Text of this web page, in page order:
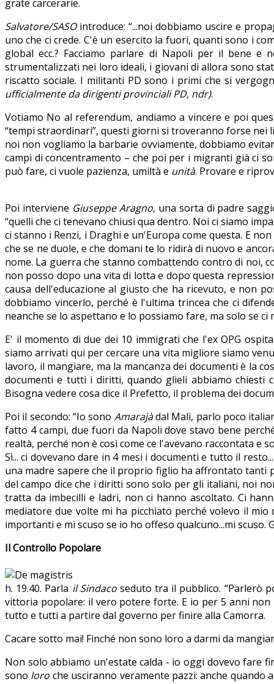
grate carcerarie.
Salvatore/SASOintroduce: “...noi dobbiamo uscire e
uno che ci crede. C'è un esercito la fuori, quanti sono i
global ecc.? Facciamo parlare di Napoli per il bene
strumentalizzati nei loro ideali, i giovani di allora sono
riscatto sociale. I militanti PD sono i primi che si
ufficialmente da dirigenti provinciali PD, ndr).
Votiamo No al referendum, andiamo a vincere e poi
“tempi straordinari”, questi giorni si troveranno forse
noi non vogliamo la barbarie ovviamente, dobbiamo
campi di concentramento – che poi per i migranti già ci
può fare, ci vuole pazienza, umiltà e unità. Provare e
Poi interviene Giuseppe Aragno, una sorta di padre
“quelli che ci tenevano chiusi qua dentro. Noi ci siamo
ci stanno i Renzi, i Draghi e un'Europa come questa. E
che se ne duole, e che domani te lo ridirà di nuovo e
nome. La guerra che stanno combattendo contro di noi,
non posso dopo una vita di lotta e dopo questa
causa dell'educazione al giusto che ha ricevuto, e non
dobbiamo vincerlo, perché è l'ultima trincea che ci
neanche se lo aspettano e lo possiamo fare, ma solo se
E' il momento di due dei 10 immigrati che l'ex OPG
siamo arrivati qui per cercare una vita migliore siamo
lavoro, il mangiare, ma la mancanza dei documenti è la
documenti e tutti i diritti, quando glieli abbiamo chiesti
Bisogna vedere cosa dice il Prefetto, il problema dei
Poi il secondo: “Io sono Amarajàdal Mali, parlo poco
fatto 4 campi, due fuori da Napoli dove stavo bene
realtà, perché non è così come ce l'avevano raccontata e
Sì... ci dovevano dare in 4 mesi i documenti e tutto il
una madre sapere che il proprio figlio ha affrontato tanti
del campo dice che i diritti sono solo per gli italiani, noi
tratta da imbecilli e ladri, non ci hanno ascoltato. Ci
mediatore due volte mi ha picchiato perché volevo il
importanti e mi scuso se io ho offeso qualcuno...mi scuso.
Il Controllo Popolare
h. 19.40. Parla il Sindacoseduto tra il pubblico. “Parlerò
vittoria popolare: il vero potere forte. E io per 5 anni
tutto e tutti a partire dal governo per finire alla Camorra.
Cacare sotto mai! Finché non sono loro a darmi da
Non solo abbiamo un'estate calda - io oggi dovevo fare
sono loro che usciranno veramente pazzi: anche